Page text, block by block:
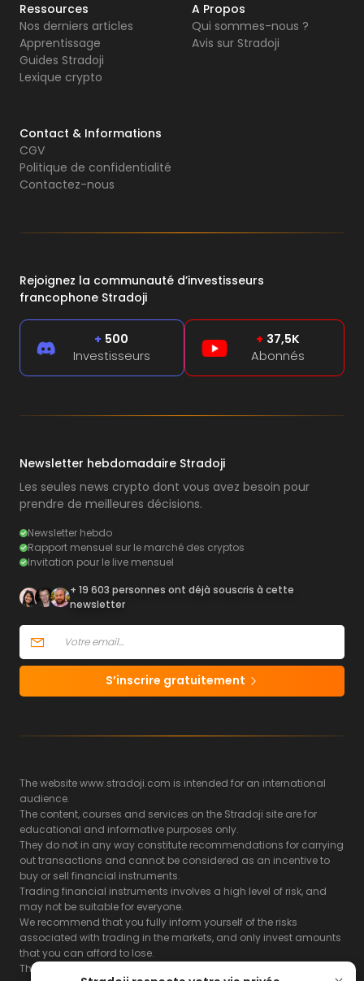
Ressources
Nos derniers articles
Apprentissage
Guides Stradoji
Lexique crypto
A Propos
Qui sommes-nous ?
Avis sur Stradoji
Contact & Informations
CGV
Politique de confidentialité
Contactez-nous
Rejoignez la communauté d’investisseurs
francophone Stradoji
+ 500
Investisseurs
+ 37,5K
Abonnés
Newsletter hebdomadaire Stradoji
Les seules news crypto dont vous avez besoin pour
prendre de meilleures décisions.
Newsletter hebdo
Rapport mensuel sur le marché des cryptos
Invitation pour le live mensuel
+ 19 603 personnes ont déjà souscris à cette
newsletter
S’inscrire gratuitement
The website www.stradoji.com is intended for an international
audience.
The content, courses and services on the Stradoji site are for
educational and informative purposes only.
They do not in any way constitute recommendations for carrying
out transactions and cannot be considered as an incentive to
buy or sell financial instruments.
Trading financial instruments involves a high level of risk, and
may not be suitable for everyone.
We recommend that you fully inform yourself of the risks
associated with trading in the markets, and only invest amounts
that you can afford to lose.
The Stradoji site does not guarantee the results or the